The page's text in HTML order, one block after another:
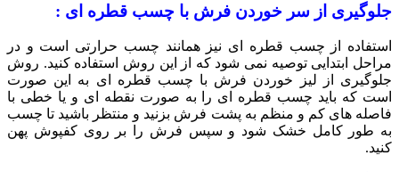
جلوگیری از سر خوردن فرش با چسب قطره ای :
استفاده از چسب قطره ای نیز همانند چسب حرارتی است و در
مراحل ابتدایی توصیه نمی شود که از این روش استفاده کنید. روش
جلوگیری از لیز خوردن فرش با چسب قطره ای به این صورت
است که باید چسب قطره ای را به صورت نقطه ای و یا خطی با
فاصله های کم و منظم به پشت فرش بزنید و منتظر باشید تا چسب
به طور کامل خشک شود و سپس فرش را بر روی کفپوش پهن
کنید.